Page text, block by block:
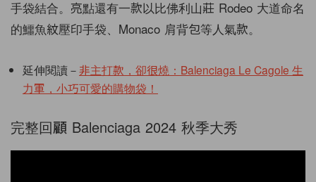
手袋結合。亮點還有一款以比佛利山莊 Rodeo 大道命名
的鱷魚紋壓印手袋、Monaco 肩背包等人氣款。
延伸閱讀－非主打款，卻很燒：Balenciaga Le Cagole 生
力軍，小巧可愛的購物袋！
完整回顧 Balenciaga 2024 秋季大秀